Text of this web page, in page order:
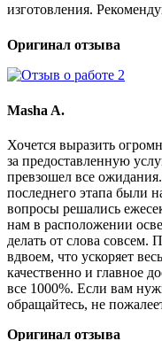
изготовления.
Оригинал отзыва
Masha A.
Хочется выразить
за предоставленную
превзошел все
последнего этапа были
вопросы решались
нам в расположении
делать от слова совсем.
вдвоем, что ускоряет
качественно и главное
все 1000%. Если вам
обращайтесь, не
Оригинал отзыва